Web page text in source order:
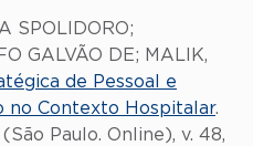
SPOLIDORO;
GALVÃO DE; MALIK,
de Pessoal e
no Contexto Hospitalar.
Paulo. Online), v. 48,